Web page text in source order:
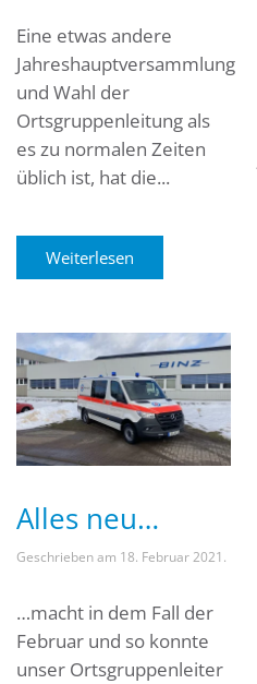
Eine etwas andere
Jahreshauptversammlung
und Wahl der
Ortsgruppenleitung als
es zu normalen Zeiten
üblich ist, hat die...
Weiterlesen
Alles neu…
Geschrieben am 18. Februar 2021 .
…macht in dem Fall der
Februar und so konnte
unser Ortsgruppenleiter